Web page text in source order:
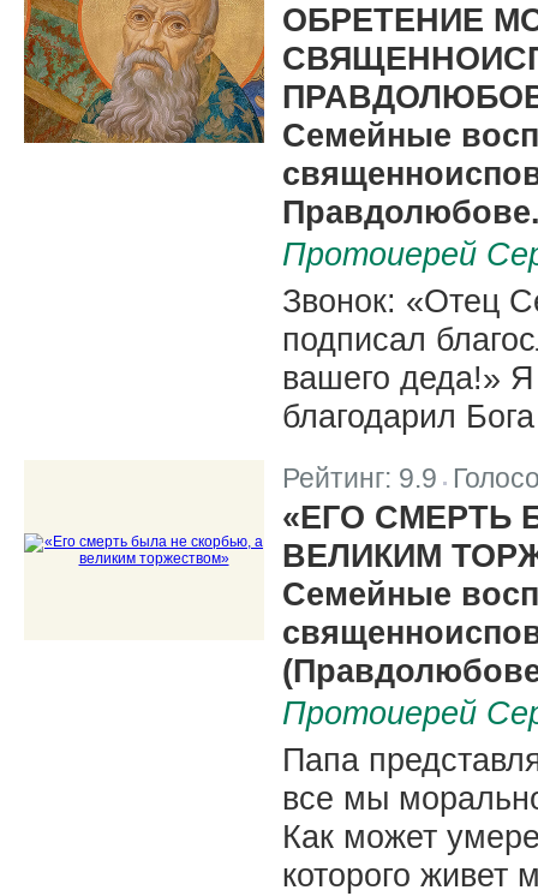
ОБРЕТЕНИЕ
Семейные
Протоиерей
Звонок: «Отец
подписал
вашего деда!»
благодарил
Рейтинг: 9.9
«ЕГО СМЕРТЬ
ВЕЛИКИМ
Семейные
Протоиерей
Папа
все мы
Как может
которого живет